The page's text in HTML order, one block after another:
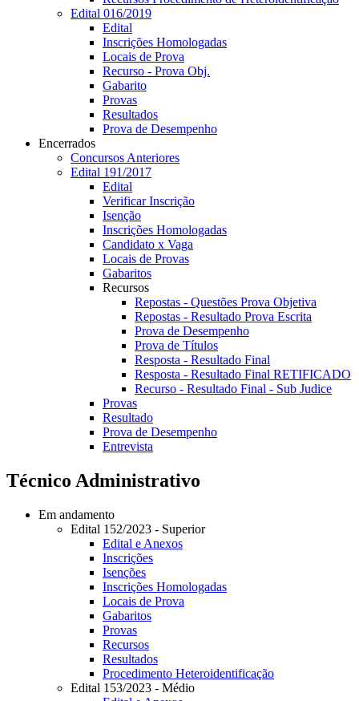
Edital 016/2019
Edital
Inscrições Homologadas
Locais de Prova
Recurso - Prova Obj.
Gabarito
Provas
Resultados
Prova de Desempenho
Encerrados
Concursos Anteriores
Edital 191/2017
Edital
Verificar Inscrição
Isenção
Inscrições Homologadas
Candidato x Vaga
Locais de Provas
Gabaritos
Recursos
Repostas - Questões Prova Objetiva
Repostas - Resultado Prova Escrita
Prova de Desempenho
Prova de Títulos
Resposta - Resultado Final
Resposta - Resultado Final RETIFICADO
Recurso - Resultado Final - Sub Judice
Provas
Resultado
Prova de Desempenho
Entrevista
Técnico Administrativo
Em andamento
Edital 152/2023 - Superior
Edital e Anexos
Inscrições
Isenções
Inscrições Homologadas
Locais de Prova
Gabaritos
Provas
Recursos
Resultados
Procedimento Heteroidentificação
Edital 153/2023 - Médio